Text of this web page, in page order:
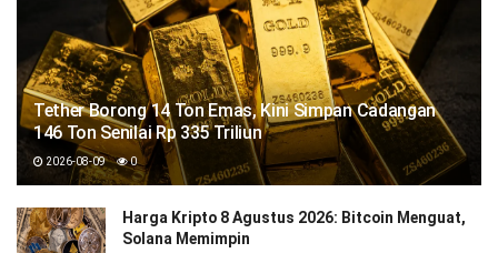
Tether Borong 14 Ton Emas, Kini Simpan Cadangan
146 Ton Senilai Rp 335 Triliun
2026-08-09 0
Harga Kripto 8 Agustus 2026: Bitcoin Menguat,
Solana Memimpin